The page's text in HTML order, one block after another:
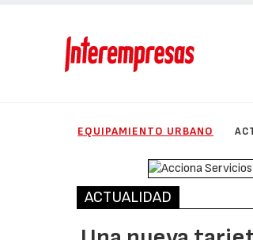
EQUIPAMIENTO URBANO
ACTUALIDAD